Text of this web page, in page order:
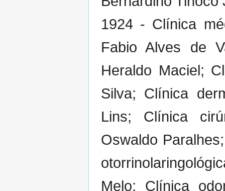
1924 - Clínica
Fabio Alves de
Heraldo Maciel;
Silva; Clínica
Lins; Clínica
Oswaldo
Melo; Clínica